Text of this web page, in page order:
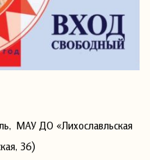
МАУ ДО «Лихославльская
36)